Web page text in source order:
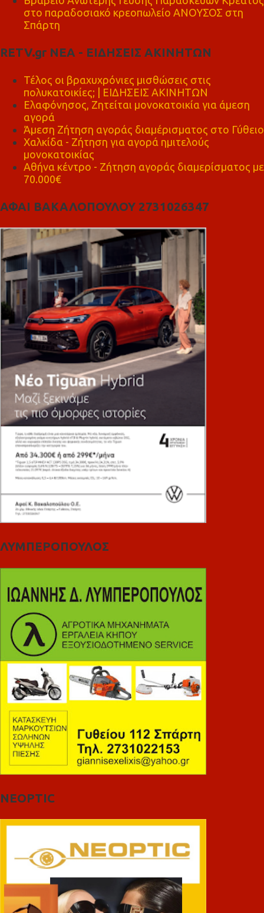
στο παραδοσιακό κρεοπωλείο ΑΝΟΥΣΟΣ στη
Σπάρτη
RETV.gr ΝΕΑ - ΕΙΔΗΣΕΙΣ ΑΚΙΝΗΤΩΝ
Τέλος οι βραχυχρόνιες μισθώσεις στις
πολυκατοικίες; | ΕΙΔΗΣΕΙΣ ΑΚΙΝΗΤΩΝ
Ελαφόνησος, Ζητείται μονοκατοικία για άμεση
αγορά
Άμεση Ζήτηση αγοράς διαμέρισματος στο Γύθειο
Χαλκίδα - Ζήτηση για αγορά ημιτελούς
μονοκατοικίας
Αθήνα κέντρο - Ζήτηση αγοράς διαμερίσματος με
70.000€
ΑΦΑΙ ΒΑΚΑΛΟΠΟΥΛΟΥ 2731026347
ΛΥΜΠΕΡΟΠΟΥΛΟΣ
NEOPTIC